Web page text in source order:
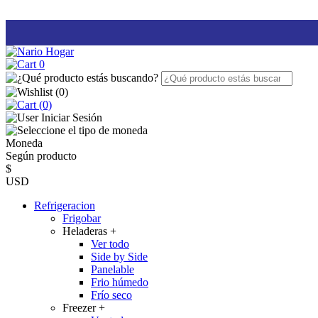
0
(0)
(0)
Iniciar Sesión
Moneda
Según producto
$
USD
Refrigeracion
Frigobar
Heladeras +
Ver todo
Side by Side
Panelable
Frio húmedo
Frío seco
Freezer+